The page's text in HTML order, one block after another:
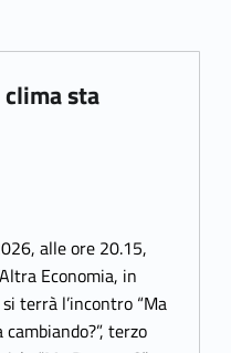
sta
alle ore 20.15,
Economia, in
terrà l’incontro “Ma
terzo